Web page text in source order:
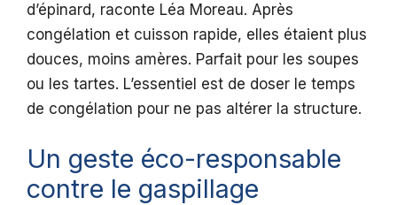
d’épinard, raconte Léa Moreau. Après
congélation et cuisson rapide, elles étaient plus
douces, moins amères. Parfait pour les soupes
ou les tartes. L’essentiel est de doser le temps
de congélation pour ne pas altérer la structure.
Un geste éco-responsable
contre le gaspillage